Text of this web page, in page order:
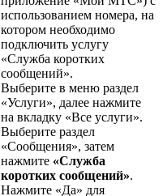
использованием номера, на
котором необходимо
подключить услугу
«Служба коротких
сообщений».
Выберите в меню раздел
«Услуги», далее нажмите
на вкладку «Все услуги».
Выберите раздел
«Сообщения», затем
нажмите «Служба
коротких сообщений».
Нажмите «Да» для